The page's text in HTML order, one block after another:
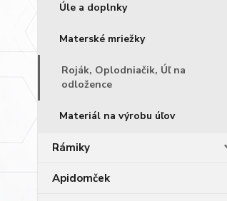
Úle a doplnky
Materské mriežky
Roják, Oplodniačik, Úľ na
odložence
Materiál na výrobu úľov
Rámiky
Apidomček